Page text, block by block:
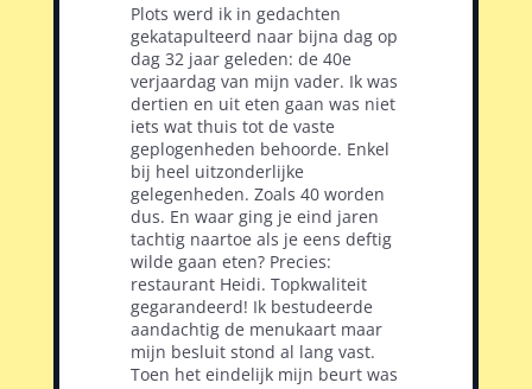
Plots werd ik in gedachten
gekatapulteerd naar bijna dag op
dag 32 jaar geleden: de 40e
verjaardag van mijn vader. Ik was
dertien en uit eten gaan was niet
iets wat thuis tot de vaste
geplogenheden behoorde. Enkel
bij heel uitzonderlijke
gelegenheden. Zoals 40 worden
dus. En waar ging je eind jaren
tachtig naartoe als je eens deftig
wilde gaan eten? Precies:
restaurant Heidi. Topkwaliteit
gegarandeerd! Ik bestudeerde
aandachtig de menukaart maar
mijn besluit stond al lang vast.
Toen het eindelijk mijn beurt was